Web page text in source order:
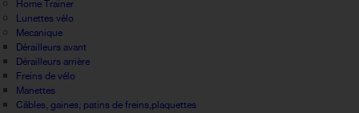
Home Trainer
Lunettes vélo
Mecanique
Dérailleurs avant
Dérailleurs arrière
Freins de vélo
Manettes
Câbles, gaines, patins de freins,plaquettes